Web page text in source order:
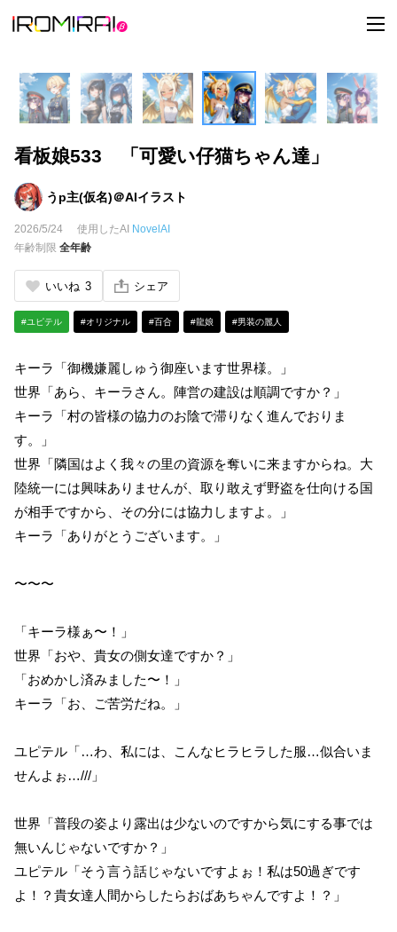
t
o
l
e
n
a
v
看板娘533 「可愛い仔猫ちゃん達」
うp主(仮名)＠AIイラスト
2026/5/24 使用したAI NovelAI
年齢制限 全年齢
いいね 3 シェア
#ユピテル #オリジナル #百合 #龍娘 #男装の麗人
キーラ「御機嫌麗しゅう御座います世界様。」
世界「あら、キーラさん。陣営の建設は順調ですか？」
キーラ「村の皆様の協力のお陰で滞りなく進んでおりま
す。」
世界「隣国はよく我々の里の資源を奪いに来ますからね。大
陸統一には興味ありませんが、取り敢えず野盗を仕向ける国
が相手ですから、その分には協力しますよ。」
キーラ「ありがとうございます。」
〜〜〜
「キーラ様ぁ〜！」
世界「おや、貴女の側女達ですか？」
「おめかし済みました〜！」
キーラ「お、ご苦労だね。」
ユピテル「…わ、私には、こんなヒラヒラした服…似合いま
せんよぉ…///」
世界「普段の姿より露出は少ないのですから気にする事では
無いんじゃないですか？」
ユピテル「そう言う話じゃないですよぉ！私は50過ぎです
よ！？貴女達人間からしたらおばあちゃんですよ！？」